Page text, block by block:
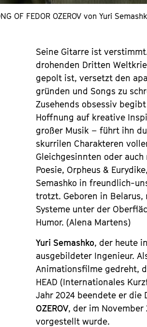
OF FEDOR OZEROV von Yuri
Seine Gitarre ist
drohenden Dritten
gepolt ist, versetzt den
gründen und Songs zu
Zusehends obsessiv
Hoffnung auf kreative
großer Musik – führt ihn
skurrilen Charakteren
Gleichgesinnten oder
Poesie, Orpheus &
Semashko in freundlich-
trotzt. Geboren in Belarus,
Systeme unter der
Humor. (Alena Martens)
Yuri Semashko, der heute
ausgebildeter Ingenieur.
Animationsfilme gedreht,
HEAD (Internationales
Jahr 2024 beendete er
OZEROV, der im
vorgestellt wurde.